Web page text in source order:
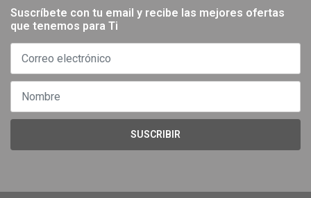
Suscríbete con tu email y recibe las mejores ofertas
que tenemos para Ti
SUSCRIBIR